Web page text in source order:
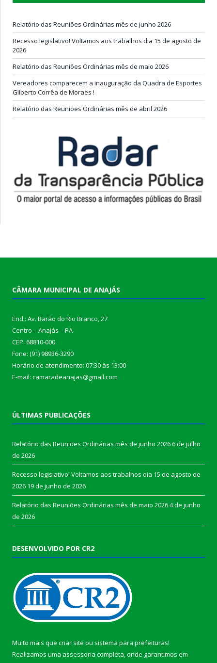
Relatório das Reuniões Ordinárias mês de junho 2026
Recesso legislativo! Voltamos aos trabalhos dia 15 de agosto de
2026
Relatório das Reuniões Ordinárias mês de maio 2026
Vereadores comparecem a inauguração da Quadra de Esportes
Gilberto Corrêa de Moraes !
Relatório das Reuniões Ordinárias mês de abril 2026
CÂMARA MUNICIPAL DE ANAJÁS
End.: Av. Barão do Rio Branco, 27
Centro – Anajás – PA
CEP: 68810-000
Fone: (91) 98936-3290
Horário de atendimento: 07:30 às 13:00
E-mail: camaradeanajas@gmail.com
ÚLTIMAS PUBLICAÇÕES
Relatório das Reuniões Ordinárias mês de junho 20266 de julho
de 2026
Recesso legislativo! Voltamos aos trabalhos dia 15 de agosto de
2026 19 de junho de 2026
Relatório das Reuniões Ordinárias mês de maio 20264 de junho
de 2026
DESENVOLVIDO POR CR2
Muito mais que criar site ou sistema para prefeituras!
Realizamos uma assessoria completa, onde garantimos em